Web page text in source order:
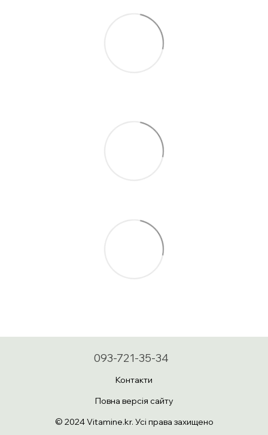
093-721-35-34
Контакти
Повна версія сайту
© 2024 Vitamine.kr. Усі права захищено